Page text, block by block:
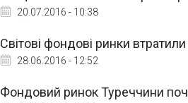
20.07.2016 - 10:38
Світові фондові ринки
28.06.2016 - 12:52
Фондовий ринок Туреччини